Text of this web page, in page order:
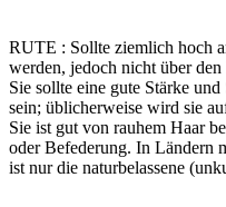
RUTE : Sollte ziemlich hoch
werden, jedoch nicht über
Sie sollte eine gute Stärke
sein; üblicherweise wird sie
Sie ist gut von rauhem Haar
oder Befederung. In Ländern
ist nur die naturbelassene